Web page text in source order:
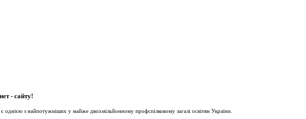
- сайту!
однією з найпотужніших у майже двохмільйонному профспілковому загалі освітян України.